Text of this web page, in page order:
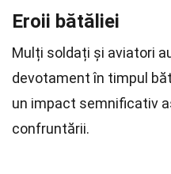
Eroii bătăliei
Mulți soldați și aviatori
devotament în timpul
un impact semnificativ
confruntării.